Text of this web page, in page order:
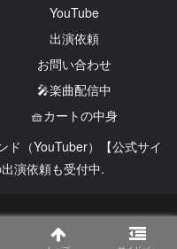
YouTube
出演依頼
お問い合わせ
🎤楽曲配信中
🧺カートの中身
（YouTuber）【公式サイ
演依頼も受付中.